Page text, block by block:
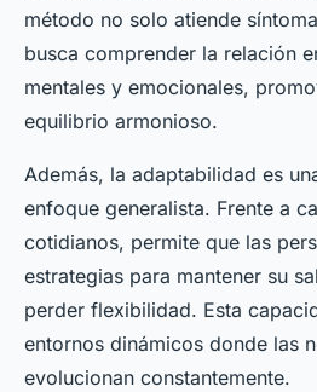
método no solo atiende
busca comprender la relación
mentales y emocionales,
equilibrio armonioso.
Además, la adaptabilidad es
enfoque generalista. Frente a
cotidianos, permite que las
estrategias para mantener su
perder flexibilidad. Esta
entornos dinámicos donde las
evolucionan constantemente.